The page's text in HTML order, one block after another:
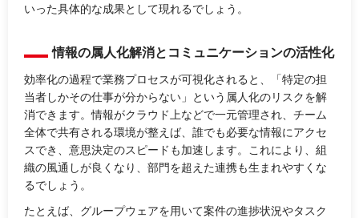
いった具体的な成果として現れるでしょう。
情報の属人化解消とコミュニケーションの活性化
効率化の過程で業務プロセスが可視化されると、「特定の担
当者しかその仕事が分からない」という属人化のリスクを解
消できます。情報がクラウド上などで一元管理され、チーム
全体で共有される環境が整えば、誰でも必要な情報にアクセ
スでき、意思決定のスピードも加速します。これにより、組
織の風通しが良くなり、部門を超えた連携も生まれやすくな
るでしょう。
たとえば、グループウェアを用いて案件の進捗状況やタスク